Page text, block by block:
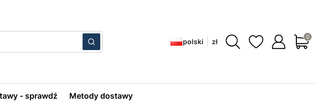
WyczyśćSzukaj polski zł
- sprawdź Metody dostawy